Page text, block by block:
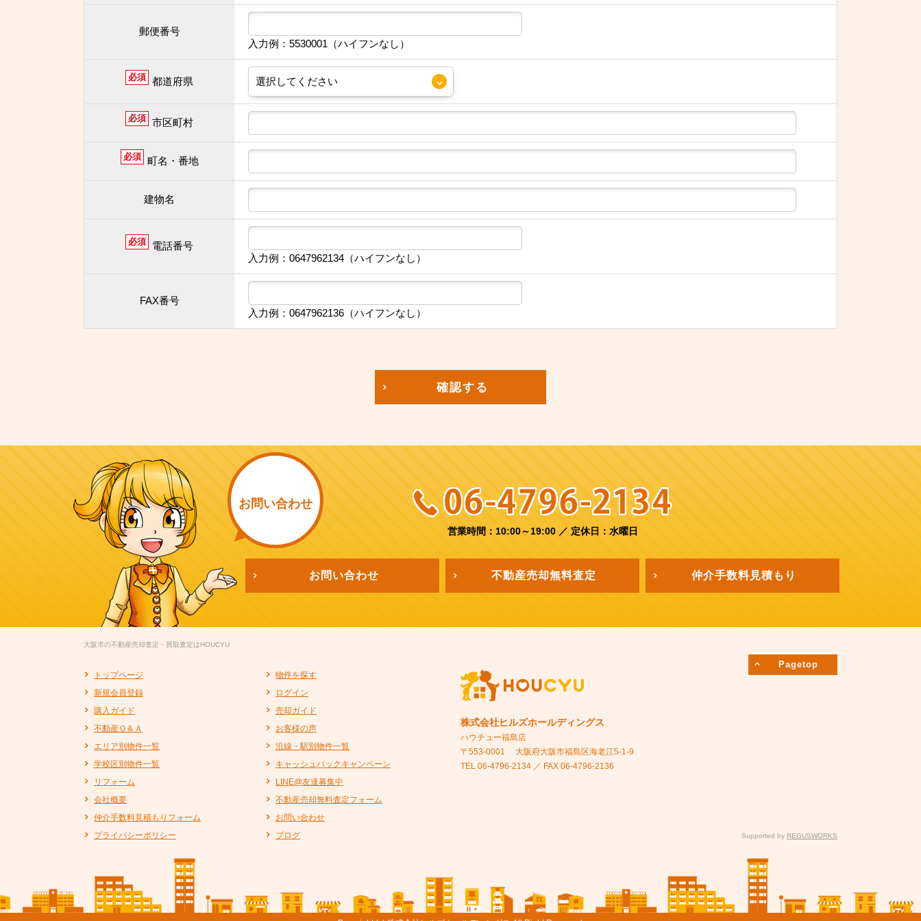
郵便番号
入力例：5530001（ハイフンなし）
必須 都道府県
必須 市区町村
必須 町名・番地
建物名
必須
電話番号
入力例：0647962134（ハイフンなし）
FAX番号
入力例：0647962136（ハイフンなし）
確認する
お問い合わせ
営業時間：10:00～19:00 ／ 定休日：水曜日
お問い合わせ 不動産売却無料査定 仲介手数料見積もり
Pagetop
大阪市の不動産売却査定・買取査定はHOUCYU
トップページ
物件を探す
新規会員登録
ログイン
購入ガイド
売却ガイド
不動産Ｑ＆Ａ
お客様の声
エリア別物件一覧
沿線・駅別物件一覧
学校区別物件一覧
キャッシュバックキャンペーン
リフォーム
LINE@友達募集中
会社概要
不動産売却無料査定フォーム
仲介手数料見積もりフォーム
お問い合わせ
プライバシーポリシー
ブログ
株式会社ヒルズホールディングス
ハウチュー福島店
〒553-0001
大阪府大阪市福島区海老江5-1-9
TEL 06-4796-2134 ／ FAX 06-4796-2136
Supported by REGUSWORKS